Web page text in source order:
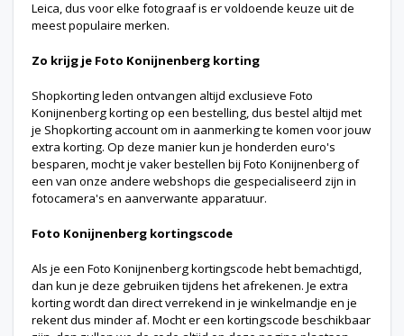
Leica, dus voor elke fotograaf is er voldoende keuze uit de
meest populaire merken.
Zo krijg je Foto Konijnenberg korting
Shopkorting leden ontvangen altijd exclusieve Foto
Konijnenberg korting op een bestelling, dus bestel altijd met
je Shopkorting account om in aanmerking te komen voor jouw
extra korting. Op deze manier kun je honderden euro's
besparen, mocht je vaker bestellen bij Foto Konijnenberg of
een van onze andere webshops die gespecialiseerd zijn in
fotocamera's en aanverwante apparatuur.
Foto Konijnenberg kortingscode
Als je een Foto Konijnenberg kortingscode hebt bemachtigd,
dan kun je deze gebruiken tijdens het afrekenen. Je extra
korting wordt dan direct verrekend in je winkelmandje en je
rekent dus minder af. Mocht er een kortingscode beschikbaar